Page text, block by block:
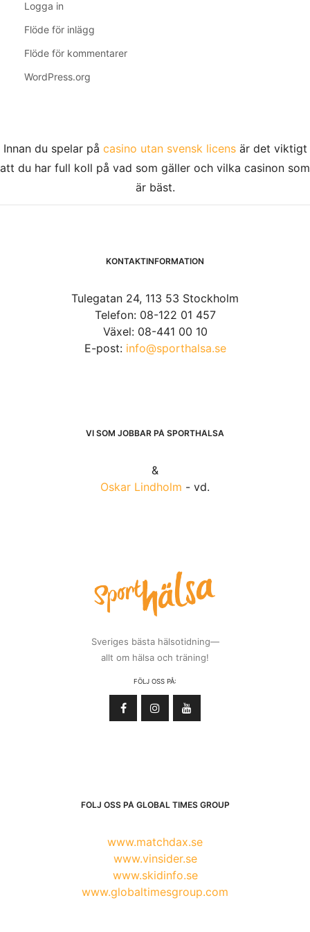
Logga in
Flöde för inlägg
Flöde för kommentarer
WordPress.org
Innan du spelar på casino utan svensk licensär det viktigt
att du har full koll på vad som gäller och vilka casinon som
är bäst.
KONTAKTINFORMATION
Tulegatan 24, 113 53 Stockholm
Telefon: 08-122 01 457
Växel: 08-441 00 10
E-post: info@sporthalsa.se
VI SOM JOBBAR PÅ SPORTHÄLSA
&
Oskar Lindholm - vd.
Sveriges bästa hälsotidning—
allt om hälsa och träning!
FÖLJ OSS PÅ:
FÖLJ OSS PÅ GLOBAL TIMES GROUP
www.matchdax.se
www.vinsider.se
www.skidinfo.se
www.globaltimesgroup.com